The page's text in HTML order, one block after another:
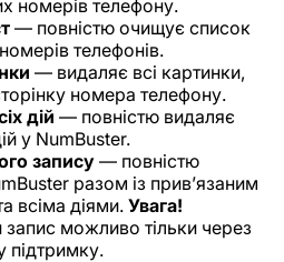
номерів телефону.
— повністю очищує список
телефонів.
— видаляє всі картинки,
номера телефону.
дій — повністю видаляє
у NumBuster.
запису — повністю
разом із прив’язаним
всіма діями. Увага!
запис можливо тільки через
підтримку.